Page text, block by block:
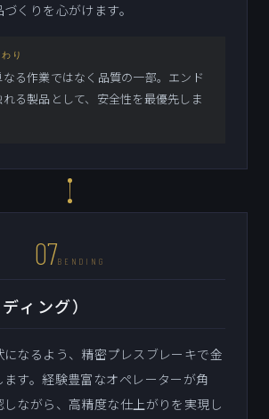
くりを心がけます。
り
る作業ではなく品質の一部。エンド
る製品として、安全性を最優先しま
07BENDING
ィング）
なるよう、精密プレスブレーキで金
す。経験豊富なオペレーターが角
ながら、高精度な仕上がりを実現し